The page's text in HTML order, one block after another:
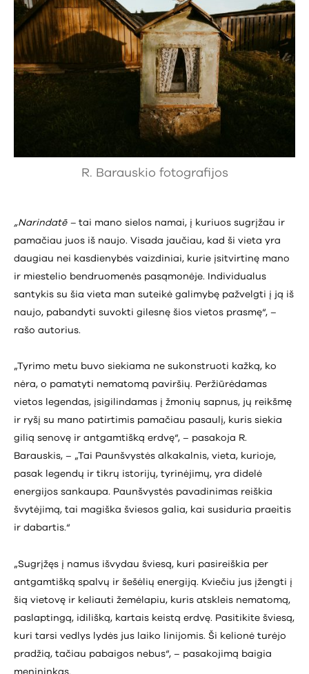
R. Barauskio fotografijos
„Narindatē – tai mano sielos namai, į kuriuos sugrįžau ir
pamačiau juos iš naujo. Visada jaučiau, kad ši vieta yra
daugiau nei kasdienybės vaizdiniai, kurie įsitvirtinę mano
ir miestelio bendruomenės pasąmonėje. Individualus
santykis su šia vieta man suteikė galimybę pažvelgti į ją iš
naujo, pabandyti suvokti gilesnę šios vietos prasmę“, –
rašo autorius.
„Tyrimo metu buvo siekiama ne sukonstruoti kažką, ko
nėra, o pamatyti nematomą paviršių. Peržiūrėdamas
vietos legendas, įsigilindamas į žmonių sapnus, jų reikšmę
ir ryšį su mano patirtimis pamačiau pasaulį, kuris siekia
gilią senovę ir antgamtišką erdvę“, – pasakoja R.
Barauskis, – „Tai Paunšvystės alkakalnis, vieta, kurioje,
pasak legendų ir tikrų istorijų, tyrinėjimų, yra didelė
energijos sankaupa. Paunšvystės pavadinimas reiškia
švytėjimą, tai magiška šviesos galia, kai susiduria praeitis
ir dabartis.“
„Sugrįžęs į namus išvydau šviesą, kuri pasireiškia per
antgamtišką spalvų ir šešėlių energiją. Kviečiu jus įžengti į
šią vietovę ir keliauti žemėlapiu, kuris atskleis nematomą,
paslaptingą, idilišką, kartais keistą erdvę. Pasitikite šviesą,
kuri tarsi vedlys lydės jus laiko linijomis. Ši kelionė turėjo
pradžią, tačiau pabaigos nebus“, – pasakojimą baigia
menininkas.